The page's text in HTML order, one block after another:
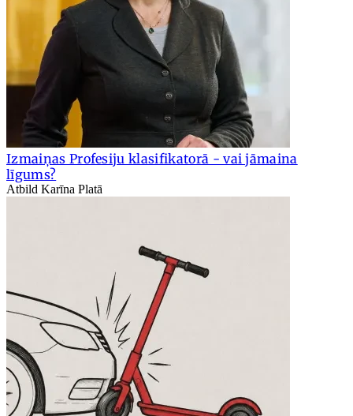
Izmaiņas Profesiju klasifikatorā - vai jāmaina
līgums?
Atbild Karīna Platā